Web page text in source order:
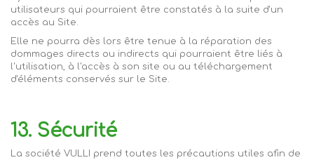
utilisateurs qui pourraient être constatés à la suite d'un
accès au Site.
Elle ne pourra dès lors être tenue à la réparation des
dommages directs ou indirects qui pourraient être liés à
l'utilisation, à l'accès à son site ou au téléchargement
d'éléments conservés sur le Site.
13. Sécurité
La société VULLI prend toutes les précautions utiles afin de